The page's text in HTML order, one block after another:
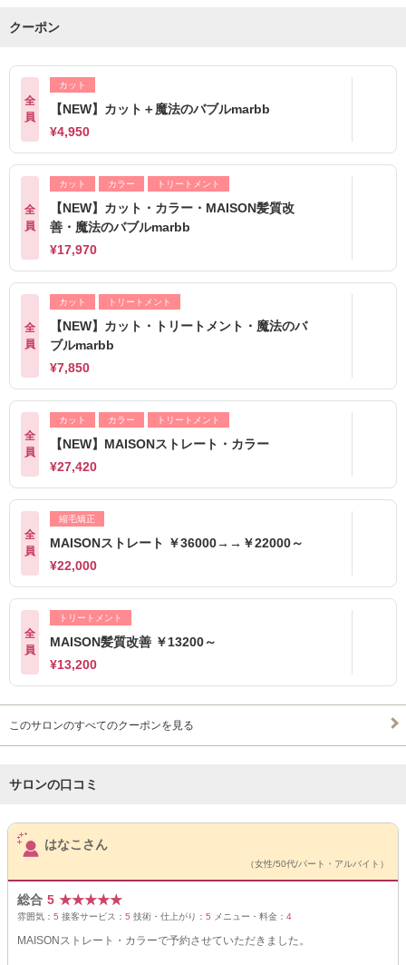
クーポン
全
員
カット
【NEW】カット＋魔法のバブルmarbb
¥4,950
全
員
カット カラー トリートメント
【NEW】カット・カラー・MAISON髪質改
善・魔法のバブルmarbb
¥17,970
全
員
カット トリートメント
【NEW】カット・トリートメント・魔法のバ
ブルmarbb
¥7,850
全
員
カット カラー トリートメント
【NEW】MAISONストレート・カラー
¥27,420
全
員
縮毛矯正
MAISONストレート ￥36000→→￥22000～
¥22,000
全
員
トリートメント
MAISON髪質改善 ￥13200～
¥13,200
このサロンのすべてのクーポンを見る
サロンの口コミ
サロンPick Up
はなこさん
（女性/50代/パート・アルバイト）
総合 5 ★★★★★
雰囲気： 5 接客サービス： 5 技術・仕上がり： 5 メニュー・料金： 4
MAISONストレート・カラーで予約させていただきました。